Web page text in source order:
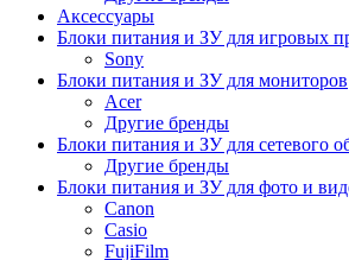
Аксессуары
Блоки питания и ЗУ для игровых
Sony
Блоки питания и ЗУ для мониторов
Acer
Другие бренды
Блоки питания и ЗУ для сетевого
Другие бренды
Блоки питания и ЗУ для фото и
Canon
Casio
FujiFilm